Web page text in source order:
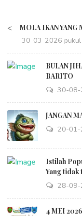
< MOLA IKAN YANG
30-03-2026
BULAN
BARITO
30-08-
JANGAN
20-01-
Istilah
Yang tidak
28-09-
4 MEI 2026